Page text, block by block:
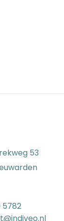
53
5782